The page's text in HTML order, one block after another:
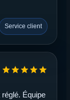
Service client
Équipe